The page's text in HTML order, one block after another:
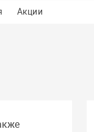
Акции